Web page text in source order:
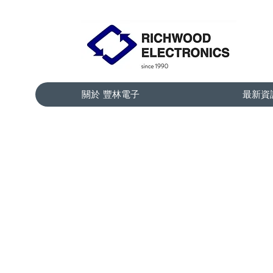
關於 豐林電子 最新資